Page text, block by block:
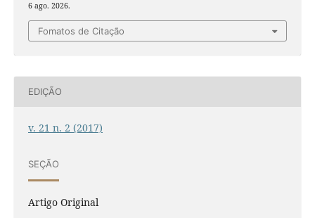
6 ago. 2026.
Fomatos de Citação
EDIÇÃO
v. 21 n. 2 (2017)
SEÇÃO
Artigo Original